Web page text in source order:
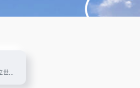
茶思屋模式，建立世界级、纯学术性的学术交流平台，粘结和吸引跨学科、跨院校、跨地区的全球人才，牵引公司前进。